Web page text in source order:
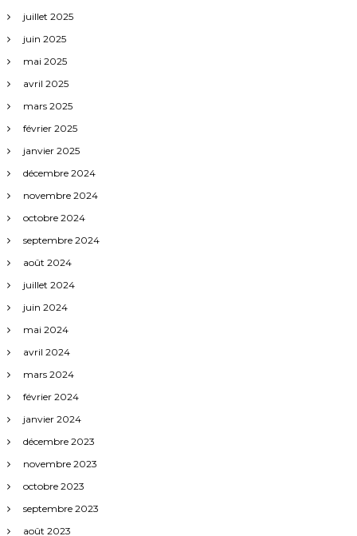
juillet 2025
juin 2025
mai 2025
avril 2025
mars 2025
février 2025
janvier 2025
décembre 2024
novembre 2024
octobre 2024
septembre 2024
août 2024
juillet 2024
juin 2024
mai 2024
avril 2024
mars 2024
février 2024
janvier 2024
décembre 2023
novembre 2023
octobre 2023
septembre 2023
août 2023